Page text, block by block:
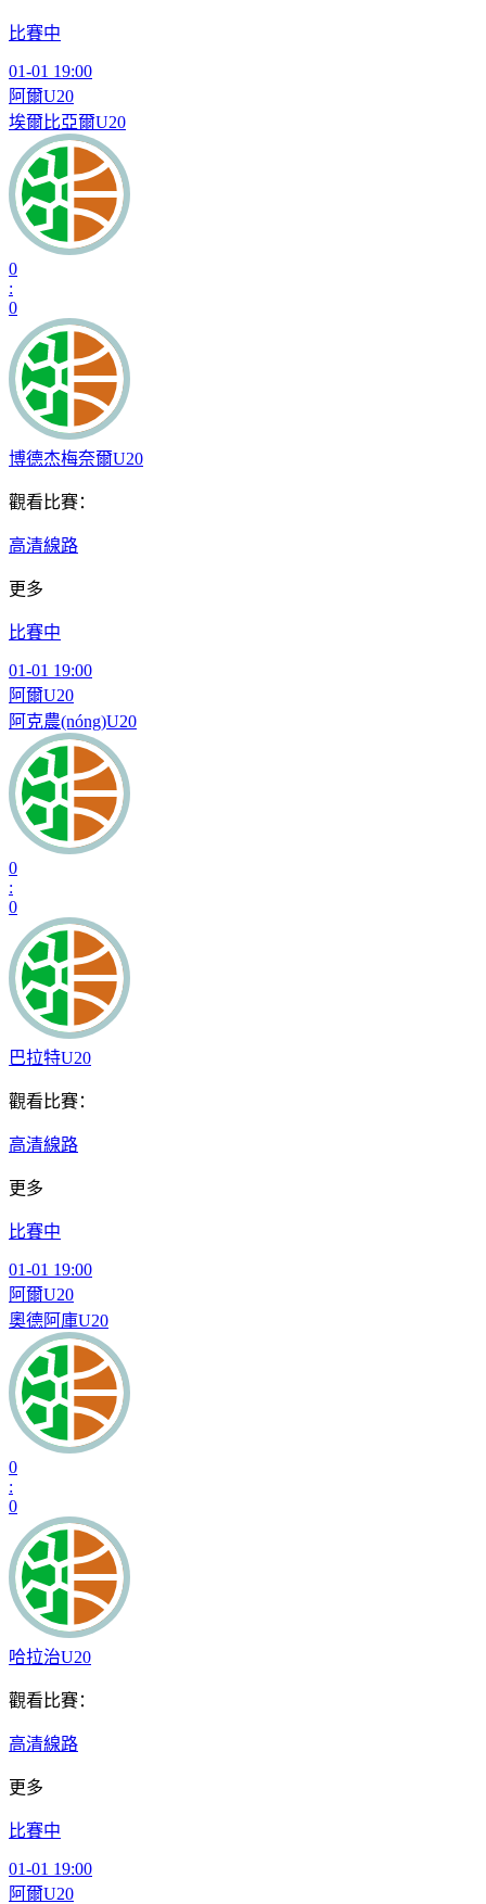
比賽中
01-01 19:00
阿爾U20
埃爾比亞爾U20
0
:
0
博德杰梅奈爾U20
觀看比賽：
高清線路
更多
比賽中
01-01 19:00
阿爾U20
阿克農(nóng)U20
0
:
0
巴拉特U20
觀看比賽：
高清線路
更多
比賽中
01-01 19:00
阿爾U20
奧德阿庫U20
0
:
0
哈拉治U20
觀看比賽：
高清線路
更多
比賽中
01-01 19:00
阿爾U20